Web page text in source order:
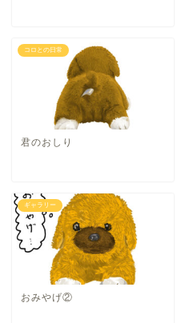
コロとの日常
君のおしり
ギャラリー
おみやげ②